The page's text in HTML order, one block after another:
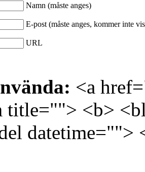
Namn (måste anges)
E-post (måste anges, kommer inte
URL
<a
title=""> <b>